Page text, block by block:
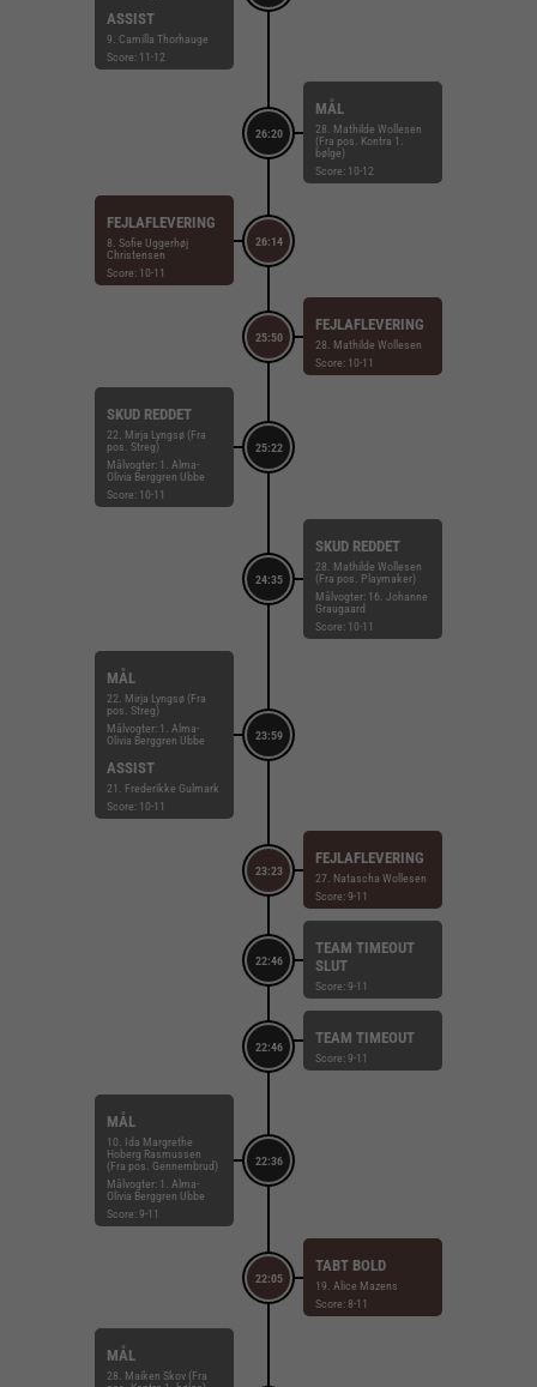
ASSIST
9. Camilla Thorhauge
Score: 11-12
26:20
MÅL
28. Mathilde Wollesen
(Fra pos. Kontra 1.
bølge)
Score: 10-12
26:14
FEJLAFLEVERING
8. Sofie Uggerhøj
Christensen
Score: 10-11
25:50
FEJLAFLEVERING
28. Mathilde Wollesen
Score: 10-11
25:22
SKUD REDDET
22. Mirja Lyngsø (Fra
pos. Streg)
Målvogter: 1. Alma-
Olivia Berggren Ubbe
Score: 10-11
24:35
SKUD REDDET
28. Mathilde Wollesen
(Fra pos. Playmaker)
Målvogter: 16. Johanne
Graugaard
Score: 10-11
23:59
MÅL
22. Mirja Lyngsø (Fra
pos. Streg)
Målvogter: 1. Alma-
Olivia Berggren Ubbe
ASSIST
21. Frederikke Gulmark
Score: 10-11
23:23
FEJLAFLEVERING
27. Natascha Wollesen
Score: 9-11
22:46
TEAM TIMEOUT
SLUT
Score: 9-11
22:46
TEAM TIMEOUT
Score: 9-11
22:36
MÅL
10. Ida Margrethe
Hoberg Rasmussen
(Fra pos. Gennembrud)
Målvogter: 1. Alma-
Olivia Berggren Ubbe
Score: 9-11
22:05
TABT BOLD
19. Alice Mazens
Score: 8-11
MÅL
28. Maiken Skov (Fra